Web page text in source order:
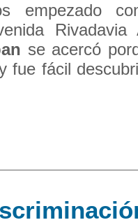
empezado
se acercó
fue fácil